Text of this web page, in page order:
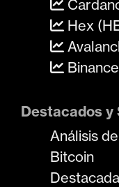
Hex
Destacados y
Análisis
Bitcoin